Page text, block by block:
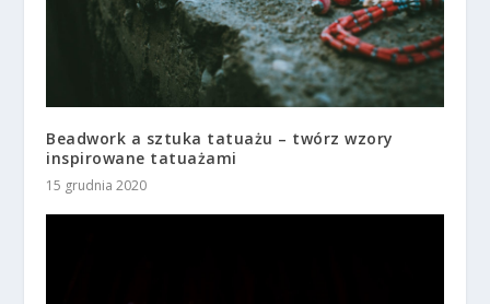
Beadwork a sztuka tatuażu – twórz wzory
inspirowane tatuażami
15 grudnia 2020